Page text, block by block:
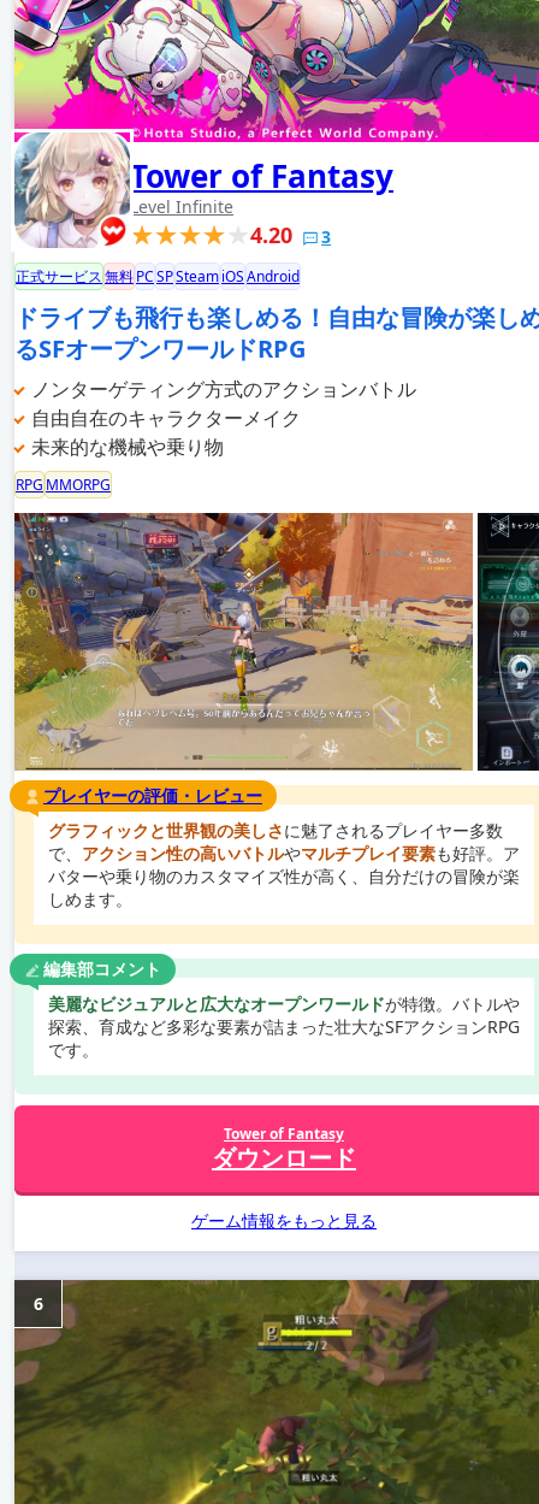
Tower of Fantasy
Level Infinite
4.20 3
正式サービス無料PCSPSteamiOSAndroid
ドライブも飛行も楽しめる！自由な冒険が楽し
るSFオープンワールドRPG
ノンターゲティング方式のアクションバトル
自由自在のキャラクターメイク
未来的な機械や乗り物
RPG MMORPG
プレイヤーの評価・レビュー
グラフィックと世界観の美しさに魅了されるプレイヤー多数
で、 アクション性の高いバトルやマルチプレイ要素も好評。ア
バターや乗り物のカスタマイズ性が高く、自分だけの冒険が楽
しめます。
編集部コメント
美麗なビジュアルと広大なオープンワールドが特徴。バトルや
探索、育成など多彩な要素が詰まった壮大なSFアクションRPG
です。
Tower of Fantasy
ダウンロード
ゲーム情報をもっと見る
6